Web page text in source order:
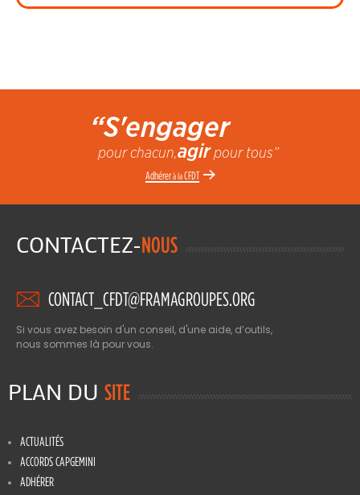
“S'engager
pour chacun,agirpour tous”
Adhérerà laCFDT
CONTACTEZ-NOUS
CONTACT_CFDT@FRAMAGROUPES.ORG
Si vous avez besoin d'un conseil, d'une aide, d’outils,
nous sommes là pour vous.
PLAN DU SITE
ACTUALITÉS
ACCORDS CAPGEMINI
ADHÉRER